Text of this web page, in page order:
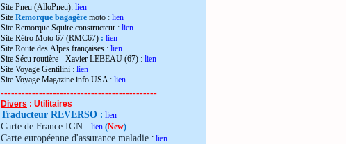
Site Pneu (AlloPneu): lien
Site Remorque bagagère moto : lien
Site Remorque Squire constructeur : lien
Site Rétro Moto 67 (RMC67) : lien
Site Route des Alpes françaises : lien
Site Sécu routière - Xavier LEBEAU (67) : lien
Site Voyage Gentilini : lien
Site Voyage Magazine info USA: lien
---------------------------------------------
Divers : Utilitaires
Traducteur REVERSO : lien
Carte de France IGN : lien (New)
Carte européenne d'assurance maladie : lien